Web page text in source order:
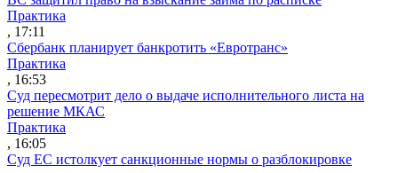
Практика
, 17:11
Сбербанк планирует банкротить «Евротранс»
Практика
, 16:53
Суд пересмотрит дело о выдаче исполнительного листа на
решение МКАС
Практика
, 16:05
Суд ЕС истолкует санкционные нормы о разблокировке